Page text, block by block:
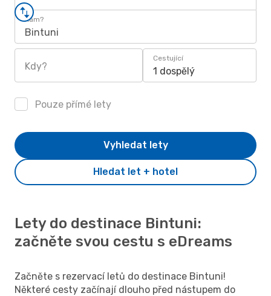
Kam?
Bintuni
Kdy?
Cestující
1 dospělý
Pouze přímé lety
Hledat let + hotel
Vyhledat lety
Lety do destinace Bintuni:
začněte svou cestu s eDreams
Začněte s rezervací letů do destinace Bintuni!
Některé cesty začínají dlouho před nástupem do